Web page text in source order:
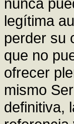
legítima
perder su
que no
ofrecer
mismo
definitiva,